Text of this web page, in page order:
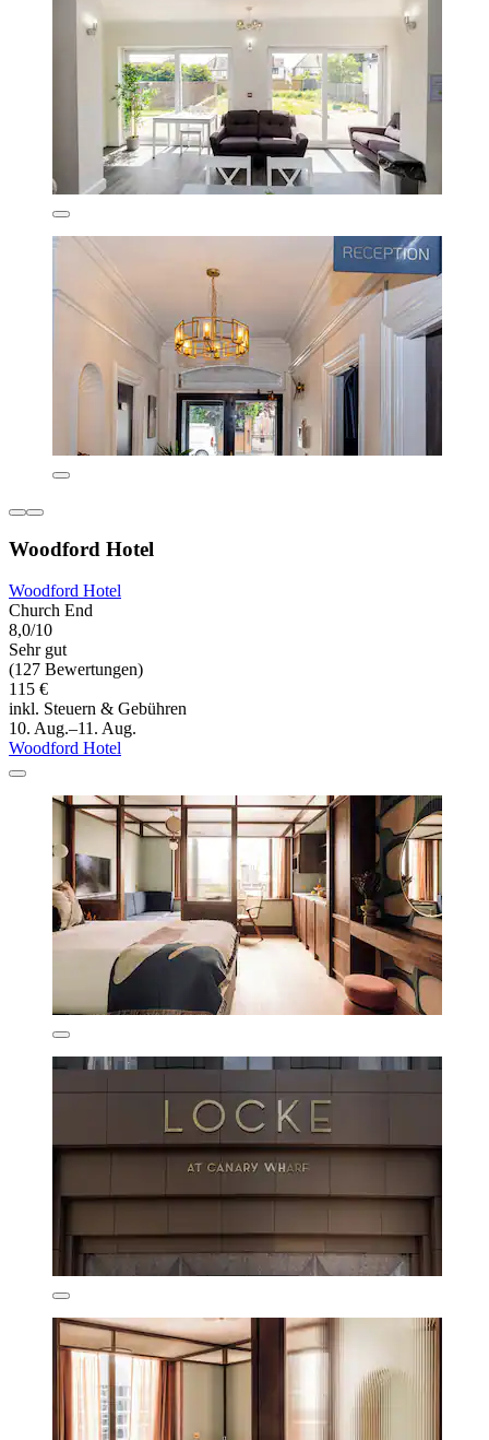
Woodford Hotel
Woodford Hotel
Church End
8,0/10
Sehr gut
(127 Bewertungen)
115 €
inkl. Steuern & Gebühren
10. Aug.–11. Aug.
Woodford Hotel